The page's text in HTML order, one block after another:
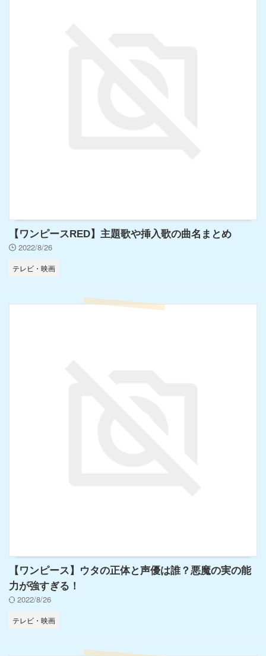
【ワンピースRED】主題歌や挿入歌の曲名まとめ
2022/8/26
テレビ・映画
【ワンピース】ウタの正体と声優は誰？悪魔の実の能
力が強すぎる！
2022/8/26
テレビ・映画